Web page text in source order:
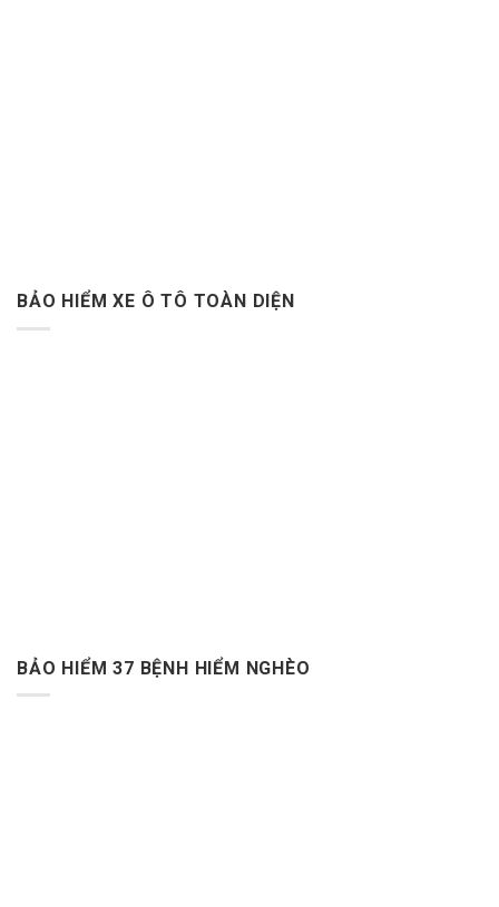
BẢO HIỂM XE Ô TÔ TOÀN DIỆN
BẢO HIỂM 37 BỆNH HIỂM NGHÈO